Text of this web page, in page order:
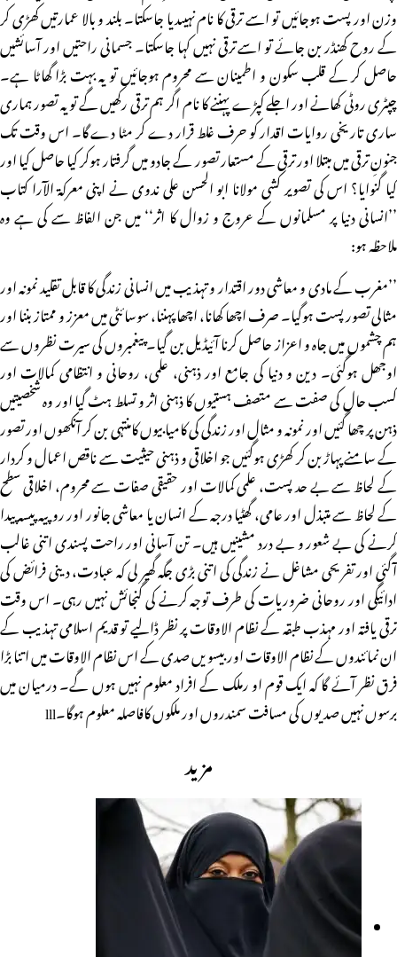
وزن اور پست ہوجائیں تو اسے ترقی کا نام نہیںدیا جاسکتا۔ بلند و بالا عمارتیں کھڑی کر
کے روح کھنڈر بن جائے تو اسے ترقی نہیں کہا جاسکتا۔ جسمانی راحتیں اور آسائشیں
حاصل کر کے قلب سکون و اطمینان سے محروم ہوجائیں تو یہ بہت بڑا گھاٹا ہے۔
چپٹری روٹی کھانے اور اجلے کپڑے پہننے کا نام اگر ہم ترقی رکھیں گے تو یہ تصور ہماری
ساری تاریخی روایات اقدار کو حرف غلط قرار دے کر مٹا دے گا۔ اس وقت تک
جنونِ ترقی میں مبتلا اور ترقی کے مستعار تصور کے جادو میں گرفتار ہوکر کیا حاصل کیا اور
کیا گنوایا؟ اس کی تصویر کشی مولانا ابو الحسن علی ندوی نے اپنی معرکۃ الآرا کتاب
’’انسانی دنیا پر مسلمانوں کے عروج و زوال کا اثر‘‘ میں جن الفاظ سے کی ہے وہ
ملاحظہ ہو:
’’مغرب کے مادی و معاشی دور اقتدار و تہذیب میں انسانی زندگی کا قابل تقلید نمونہ اور
مثالی تصور پست ہوگیا۔ صرف اچھا کھانا، اچھا پہننا، سوسائٹی میں معزز و ممتاز بننا اور
ہم چشموں میں جاہ و اعزاز حاصل کرنا آئیڈیل بن گیا۔ پیغمبروں کی سیرت نظروں سے
اوجھل ہوگئی۔ دین و دنیا کی جامع اور ذہنی، علمی، روحانی و انتظامی کمالات اور
کسب حال کی صفت سے متصف ہستیوں کا ذہنی اثر و تسلط ہٹ گیا اور وہ شخصیتیں
ذہن پر چھا گئیں اور نمونہ و مثال اور زندگی کی کامیابیوں کامنتہی بن کر آنکھوں اور تصور
کے سامنے پہاڑ بن کر کھڑی ہوگئیں جو اخلاقی و ذہنی حیثیت سے ناقص اعمال و کردار
کے لحاظ سے بے حد پست، علمی کمالات اور حقیقی صفات سے محروم، اخلاقی سطح
کے لحاظ سے متبذل اور عامی، گھٹیا درجہ کے انسان یا معاشی جانور اور روپیہ پیسہ پیدا
کرنے کی بے شعور و بے درد مشینیں ہیں۔ تن آسانی اور راحت پسندی اتنی غالب
آگئی اور تفریحی مشاغل نے زندگی کی اتنی بڑی جگہ گھیر لی کہ عبادت، دینی فرائض کی
ادائیگی اور روحانی ضروریات کی طرف توجہ کرنے کی گنجائش نہیں رہی۔ اس وقت
ترقی یافتہ اور مہذب طبقہ کے نظام الاوقات پر نظر ڈالیے تو قدیم اسلامی تہذیب کے
ان نمائندوں کے نظام الاوقات اور بیسویں صدی کے اس نظام الاوقات میں اتنا بڑا
فرق نظر آئے گا کہ ایک قوم او رملک کے افراد معلوم نہیں ہوں گے۔ درمیان میں
برسوں نہیں صدیوں کی مسافت سمندروں اور ملکوں کافاصلہ معلوم ہوگا۔lll
مزید